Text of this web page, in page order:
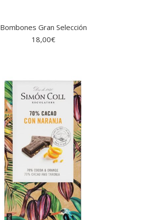
Bombones Gran Selección
18,00€